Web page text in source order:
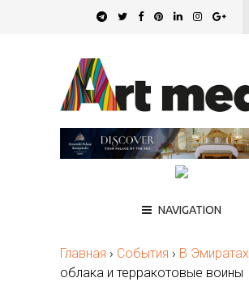
NAVIGATION
Главная › События › В Эмиратах
облака и терракотовые воины